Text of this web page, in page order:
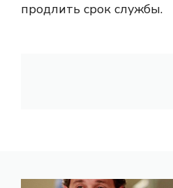
продлить срок службы.